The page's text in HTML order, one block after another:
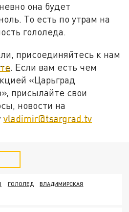
она будет
То есть по утрам на
гололеда.
присоединяйтесь к нам
. Если вам есть чем
«Царьград
присылайте свои
новости на
vladimir@tsargrad.tv
ГОЛОЛЕД
ВЛАДИМИРСКАЯ